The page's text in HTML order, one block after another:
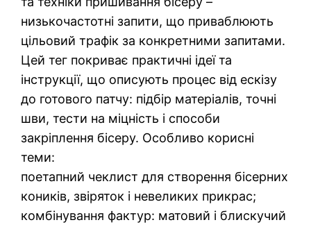
низькочастотні запити, що приваблюють
цільовий трафік за конкретними запитами.
Цей тег покриває практичні ідеї та
інструкції, що описують процес від ескізу
до готового патчу: підбір матеріалів, точні
шви, тести на міцність і способи
закріплення бісеру. Особливо корисні
теми:
поетапний чеклист для створення бісерних
коників, звіряток і невеликих прикрас;
комбінування фактур: матовий і блискучий